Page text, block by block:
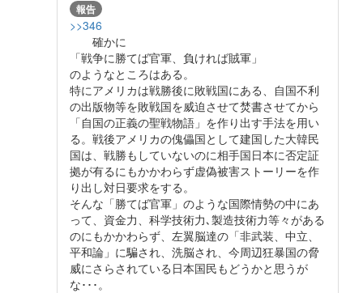
報告
>>346
確かに
「戦争に勝てば官軍、負ければ賊軍」
のようなところはある。
特にアメリカは戦勝後に敗戦国にある、自国不利
の出版物等を敗戦国を威迫させて焚書させてから
「自国の正義の聖戦物語」を作り出す手法を用い
る。戦後アメリカの傀儡国として建国した大韓民
国は、戦勝もしていないのに相手国日本に否定証
拠が有るにもかかわらず虚偽被害ストーリーを作
り出し対日要求をする。
そんな「勝てば官軍」のような国際情勢の中にあ
って、資金力、科学技術力､製造技術力等々がある
のにもかかわらず、左翼脳達の「非武装、中立、
平和論」に騙され、洗脳され、今周辺狂暴国の脅
威にさらされている日本国民もどうかと思うが
な･･･。